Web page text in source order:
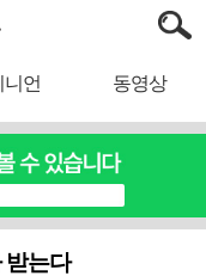
니언 동영상
는다